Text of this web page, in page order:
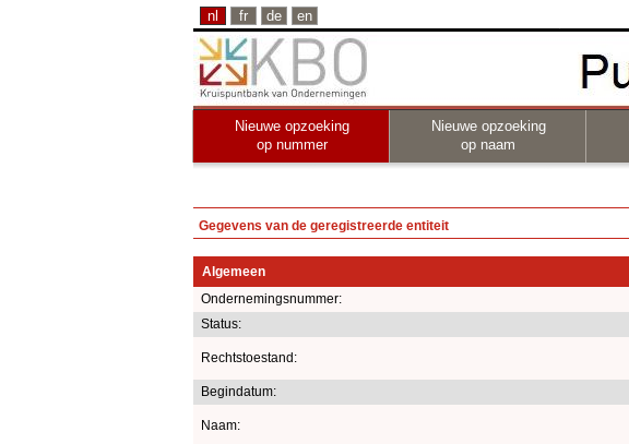
nl fr de en
Nieuwe opzoeking
op nummer
Nieuwe opzoeking
op naam
Gegevens van de geregistreerde entiteit
Algemeen
Ondernemingsnummer:
Status:
Rechtstoestand:
Begindatum:
Naam: